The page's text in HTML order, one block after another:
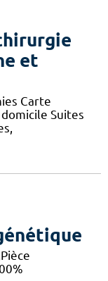
et
Carte
Suites